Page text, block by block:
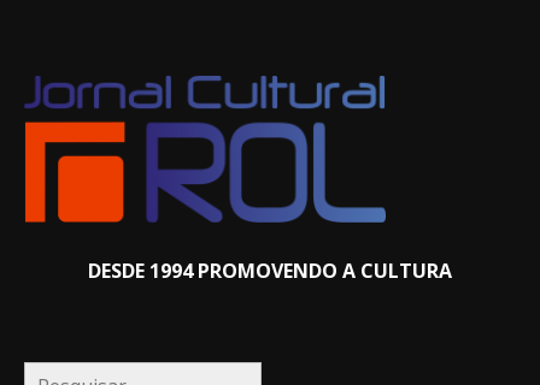
DESDE 1994 PROMOVENDO A CULTURA
Pesquisar